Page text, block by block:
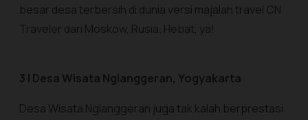
besar desa terbersih di dunia versi majalah travel CN
Traveler dari Moskow, Rusia. Hebat, ya!
3 | Desa Wisata Nglanggeran, Yogyakarta
Desa Wisata Nglanggeran juga tak kalah berprestasi